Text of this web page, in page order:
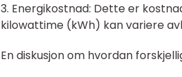
3. Energikostnad: Dette er
kilowattime (kWh) kan variere
En diskusjon om hvordan